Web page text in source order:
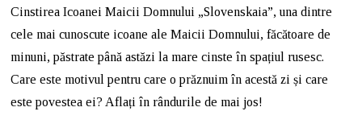
Cinstirea Icoanei Maicii Domnului „Slovenskaia”, una dintre
cele mai cunoscute icoane ale Maicii Domnului, făcătoare de
minuni, păstrate până astăzi la mare cinste în spațiul rusesc.
Care este motivul pentru care o prăznuim în acestă zi și care
este povestea ei? Aflați în rândurile de mai jos!